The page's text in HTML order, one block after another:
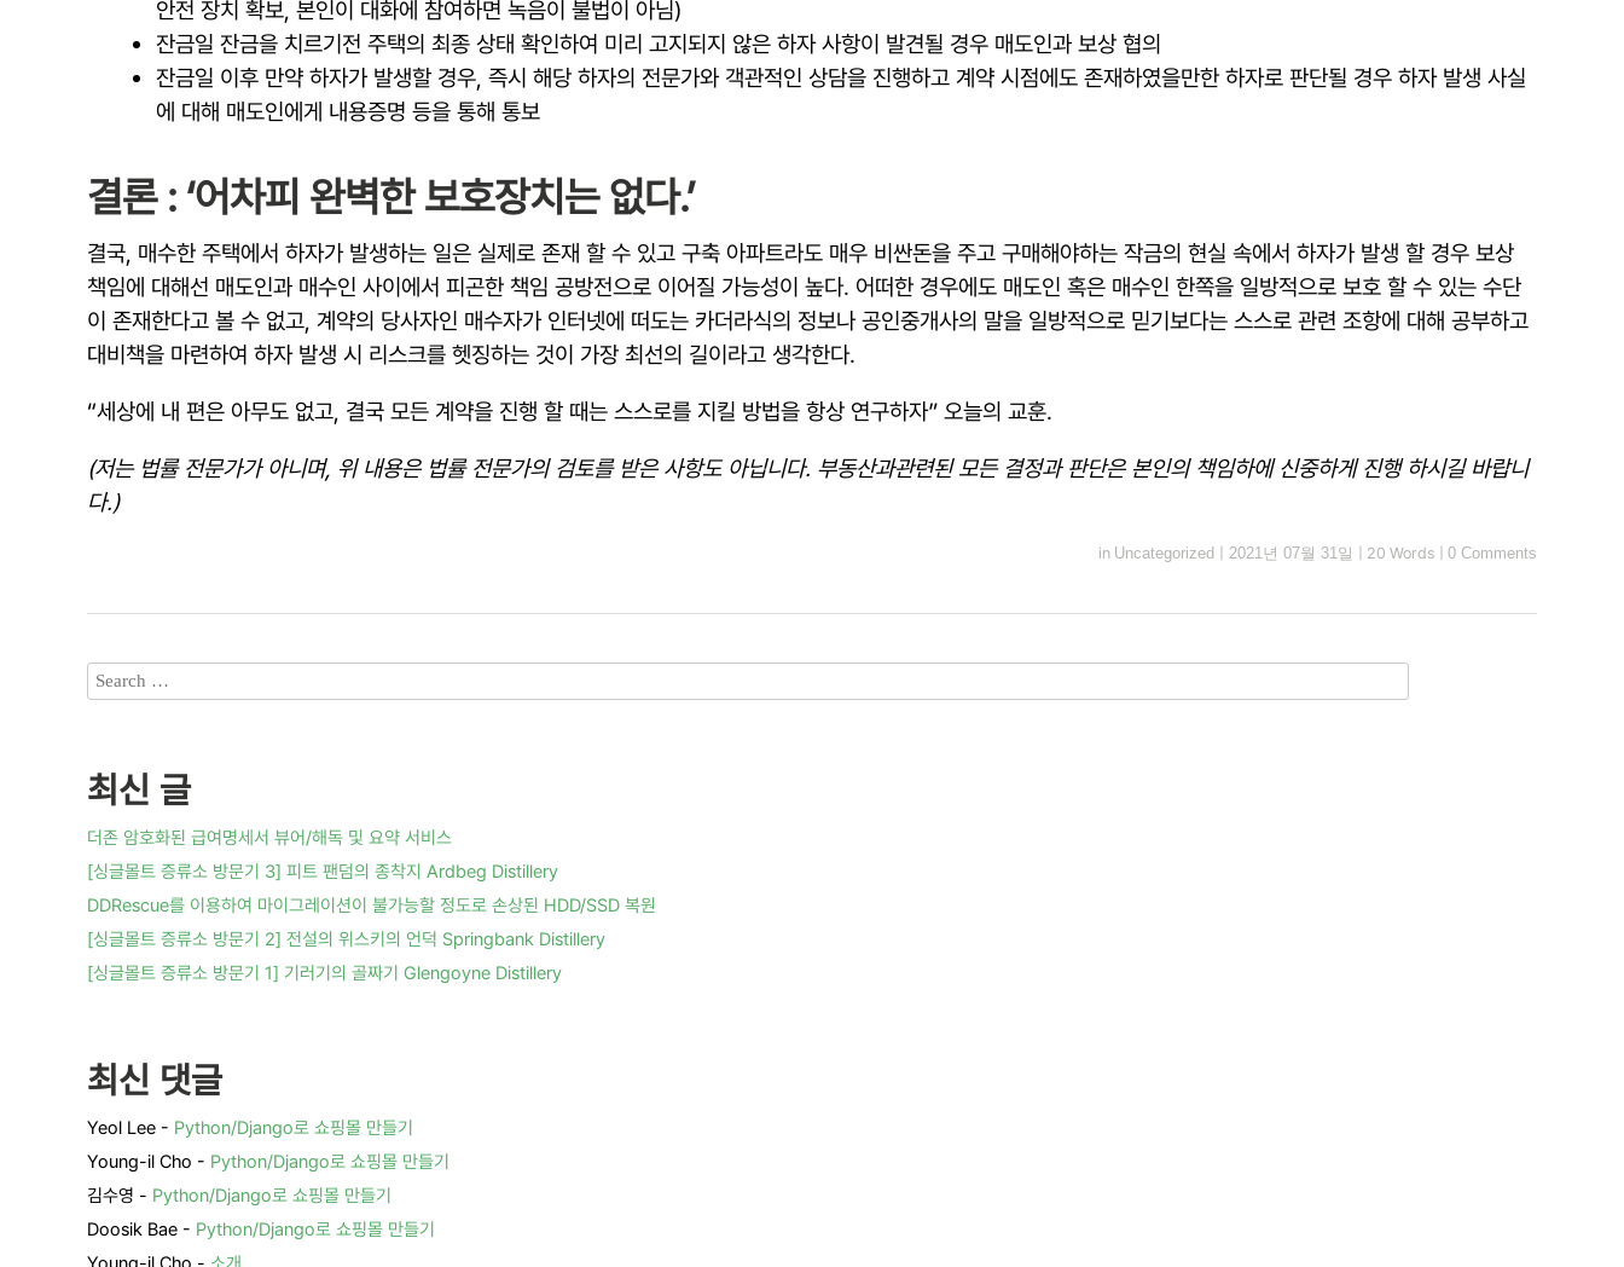
안전 장치 확보, 본인이 대화에 참여하면 녹음이 불법이 아님)
잔금일 잔금을 치르기전 주택의 최종 상태 확인하여 미리 고지되지 않은 하자 사항이 발견될 경우 매도인과 보상 협의
잔금일 이후 만약 하자가 발생할 경우, 즉시 해당 하자의 전문가와 객관적인 상담을 진행하고 계약 시점에도 존재하였을만한 하자로 판단될 경우 하자 발생 사실
에 대해 매도인에게 내용증명 등을 통해 통보
결론 : ‘어차피 완벽한 보호장치는 없다.’
결국, 매수한 주택에서 하자가 발생하는 일은 실제로 존재 할 수 있고 구축 아파트라도 매우 비싼돈을 주고 구매해야하는 작금의 현실 속에서 하자가 발생 할 경우 보상
책임에 대해선 매도인과 매수인 사이에서 피곤한 책임 공방전으로 이어질 가능성이 높다. 어떠한 경우에도 매도인 혹은 매수인 한쪽을 일방적으로 보호 할 수 있는 수단
이 존재한다고 볼 수 없고, 계약의 당사자인 매수자가 인터넷에 떠도는 카더라식의 정보나 공인중개사의 말을 일방적으로 믿기보다는 스스로 관련 조항에 대해 공부하고
대비책을 마련하여 하자 발생 시 리스크를 헷징하는 것이 가장 최선의 길이라고 생각한다.
“세상에 내 편은 아무도 없고, 결국 모든 계약을 진행 할 때는 스스로를 지킬 방법을 항상 연구하자” 오늘의 교훈.
(저는 법률 전문가가 아니며, 위 내용은 법률 전문가의 검토를 받은 사항도 아닙니다. 부동산과관련된 모든 결정과 판단은 본인의 책임하에 신중하게 진행 하시길 바랍니
다.)
in Uncategorized 2021년 07월 31일 20 Words 0 Comments
최신 글
더존 암호화된 급여명세서 뷰어/해독 및 요약 서비스
[싱글몰트 증류소 방문기 3] 피트 팬덤의 종착지 Ardbeg Distillery
DDRescue를 이용하여 마이그레이션이 불가능할 정도로 손상된 HDD/SSD 복원
[싱글몰트 증류소 방문기 2] 전설의 위스키의 언덕 Springbank Distillery
[싱글몰트 증류소 방문기 1] 기러기의 골짜기 Glengoyne Distillery
최신 댓글
Yeol Lee - Python/Django로 쇼핑몰 만들기
Young-il Cho - Python/Django로 쇼핑몰 만들기
김수영 - Python/Django로 쇼핑몰 만들기
Doosik Bae - Python/Django로 쇼핑몰 만들기